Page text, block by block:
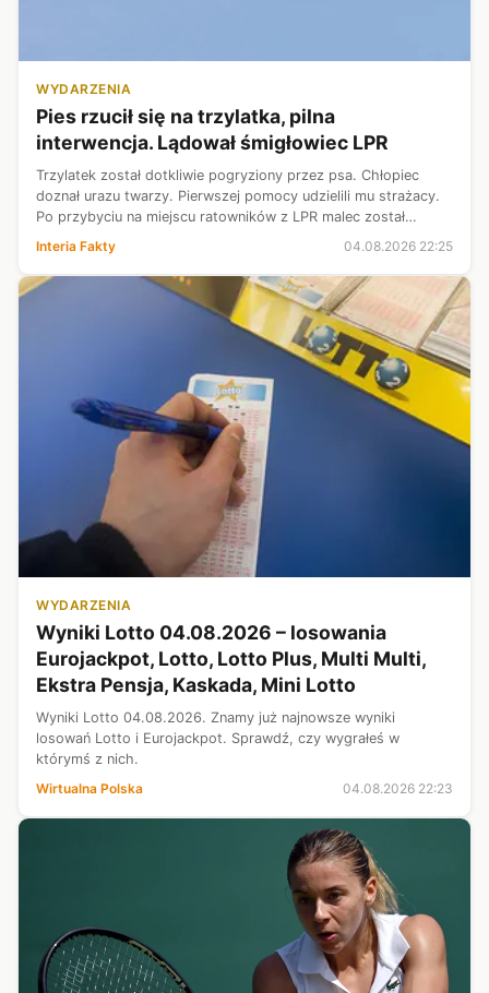
WYDARZENIA
Pies rzucił się na trzylatka, pilna
interwencja. Lądował śmigłowiec LPR
Trzylatek został dotkliwie pogryziony przez psa. Chłopiec
doznał urazu twarzy. Pierwszej pomocy udzielili mu strażacy.
Po przybyciu na miejscu ratowników z LPR malec został
przetransportowali do szpitala. W chwili interwencji był
przytomny.
Interia Fakty 04.08.2026 22:25
WYDARZENIA
Wyniki Lotto 04.08.2026 – losowania
Eurojackpot, Lotto, Lotto Plus, Multi Multi,
Ekstra Pensja, Kaskada, Mini Lotto
Wyniki Lotto 04.08.2026. Znamy już najnowsze wyniki
losowań Lotto i Eurojackpot. Sprawdź, czy wygrałeś w
którymś z nich.
Wirtualna Polska
04.08.2026 22:23